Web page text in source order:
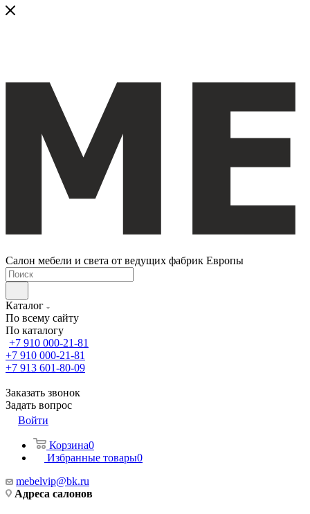
Салон мебели и света от ведущих фабрик Европы
Каталог
По всему сайту
По каталогу
+7 910 000-21-81
+7 910 000-21-81
+7 913 601-80-09
Заказать звонок
Задать вопрос
Войти
Корзина0
Избранные товары0
mebelvip@bk.ru
Адреса салонов